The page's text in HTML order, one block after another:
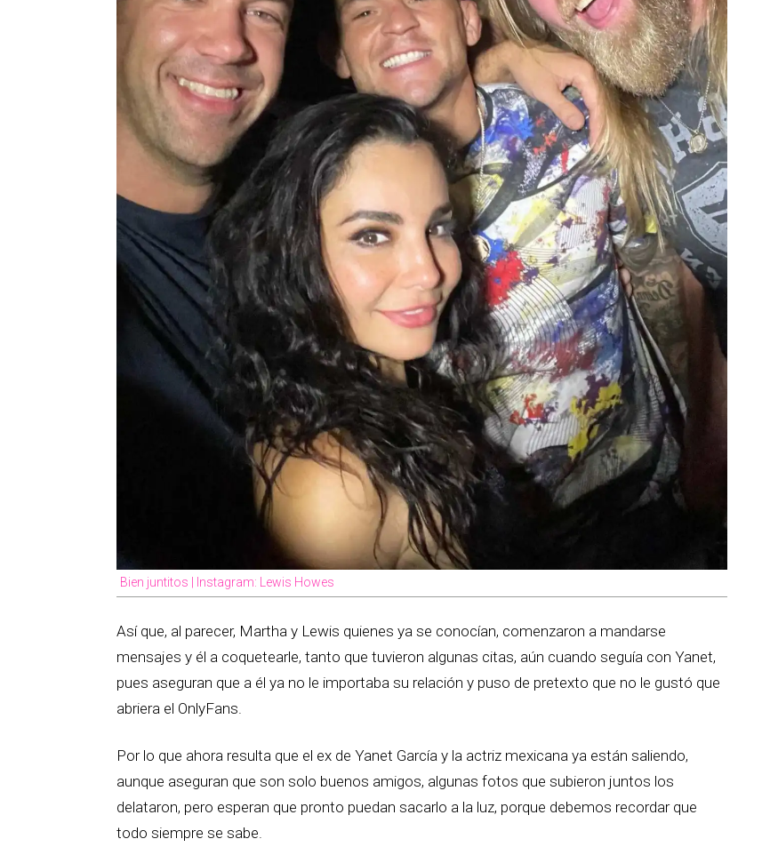
Bien juntitos | Instagram: Lewis Howes
Así que, al parecer, Martha y Lewis quienes ya se conocían, comenzaron a mandarse
mensajes y él a coquetearle, tanto que tuvieron algunas citas, aún cuando seguía con Yanet,
pues aseguran que a él ya no le importaba su relación y puso de pretexto que no le gustó que
abriera el OnlyFans.
Por lo que ahora resulta que el ex de Yanet García y la actriz mexicana ya están saliendo,
aunque aseguran que son solo buenos amigos, algunas fotos que subieron juntos los
delataron, pero esperan que pronto puedan sacarlo a la luz, porque debemos recordar que
todo siempre se sabe.